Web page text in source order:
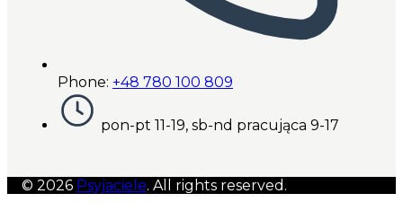
Phone: +48 780 100 809
pon-pt 11-19, sb-nd pracująca 9-17
© 2026 Psyjaciele. All rights reserved.